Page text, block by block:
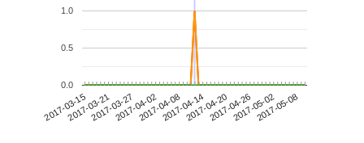
2017-03-152017-03-212017-03-272017-04-022017-04-082017-04-142017-04-202017-04-262017-05-022017-05-08
0.0
0.5
1.0